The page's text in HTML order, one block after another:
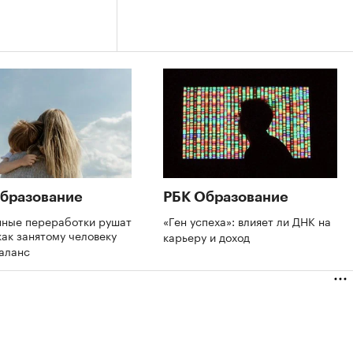
переработки рушат
занятому человеку
РБК Образование
«Ген успеха»: влияет ли ДНК на
карьеру и доход